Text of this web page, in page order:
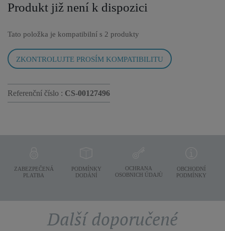
Produkt již není k dispozici
Tato položka je kompatibilní s 2 produkty
ZKONTROLUJTE PROSÍM KOMPATIBILITU
Referenční číslo : CS-00127496
ZABEZPEČENÁ
PLATBA
PODMÍNKY
DODÁNÍ
OCHRANA
OSOBNICH ÚDAJÙ
OBCHODNÍ
PODMÍNKY
Další doporučené